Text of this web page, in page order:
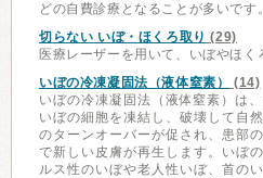
どの自費診療となることが多いです。
切らない いぼ・ほくろ取り (29)
医療レーザーを用いて、いぼやほく
いぼの冷凍凝固法（液体窒素）
(14)
いぼの冷凍凝固法（液体窒素）は
いぼの細胞を凍結し、破壊して自
のターンオーバーが促され、患部
で新しい皮膚が再生します。いぼ
ルス性のいぼや老人性いぼ、首の